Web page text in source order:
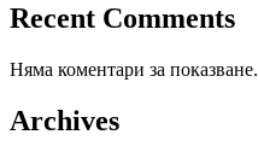
Recent Comments
Няма коментари за показване.
Archives